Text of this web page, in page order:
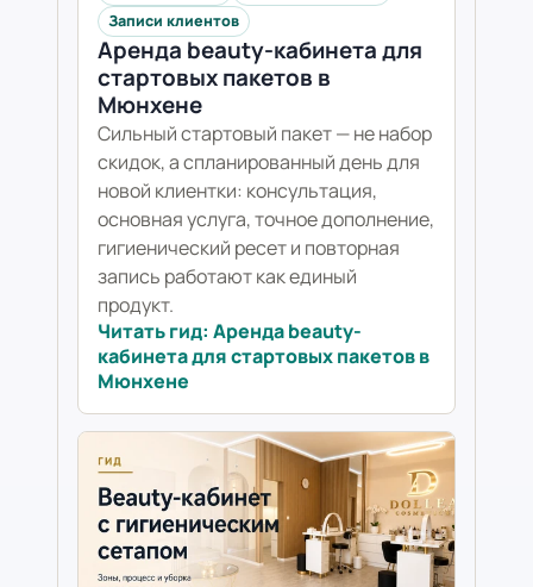
Записи клиентов
Аренда beauty-кабинета для
стартовых пакетов в
Мюнхене
Сильный стартовый пакет — не набор
скидок, а спланированный день для
новой клиентки: консультация,
основная услуга, точное дополнение,
гигиенический ресет и повторная
запись работают как единый
продукт.
Читать гид: Аренда beauty-
кабинета для стартовых пакетов в
Мюнхене